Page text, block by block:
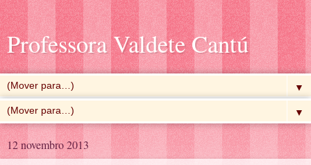
Professora Valdete Cantú
▼
▼
12 novembro 2013